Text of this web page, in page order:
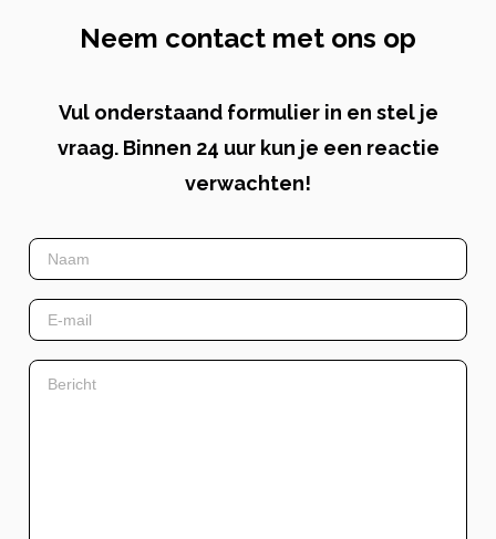
Neem contact met ons op
Vul onderstaand formulier in en stel je
vraag. Binnen 24 uur kun je een reactie
verwachten!